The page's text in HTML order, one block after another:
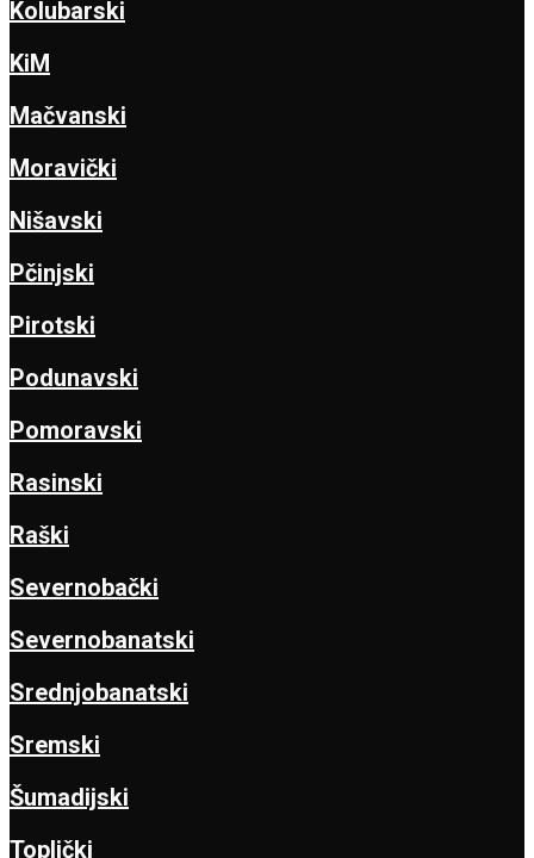
Kolubarski
KiM
Mačvanski
Moravički
Nišavski
Pčinjski
Pirotski
Podunavski
Pomoravski
Rasinski
Raški
Severnobački
Severnobanatski
Srednjobanatski
Sremski
Šumadijski
Toplički